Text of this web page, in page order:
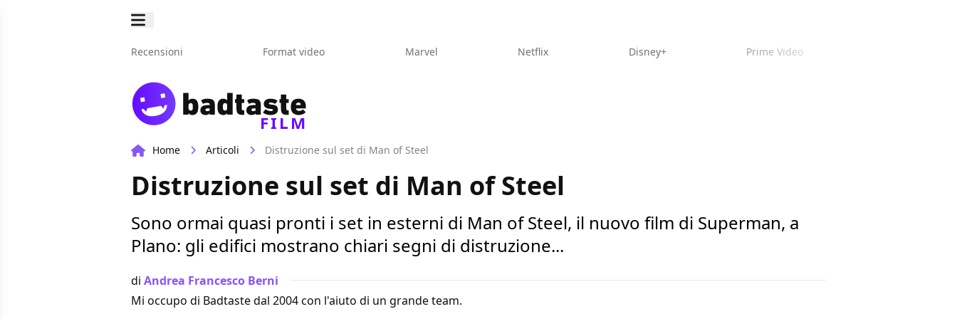
Recensioni Format video Marvel Netflix Disney+ Prime Video
FILM
Home Articoli Distruzione sul set di Man of Steel
Distruzione sul set di Man of Steel
Sono ormai quasi pronti i set in esterni di Man of Steel, il nuovo film di Superman, a
Plano: gli edifici mostrano chiari segni di distruzione...
di Andrea Francesco Berni
Mi occupo di Badtaste dal 2004 con l'aiuto di un grande team.